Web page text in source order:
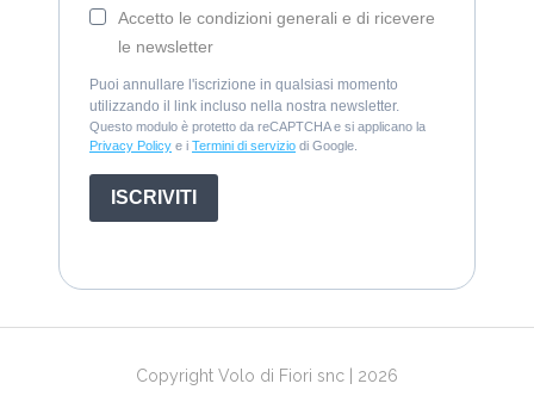
Accetto le condizioni generali e di ricevere
le newsletter
Puoi annullare l'iscrizione in qualsiasi momento
utilizzando il link incluso nella nostra newsletter.
Questo modulo è protetto da reCAPTCHA e si applicano la
Privacy Policy e i Termini di servizio di Google.
ISCRIVITI
Copyright Volo di Fiori snc | 2026